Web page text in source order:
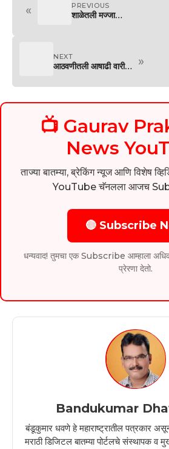
« PREVIOUS
शाळेतली मज्जा…
NEXT
आठवणीतली आषाढी वारी… »
📺 Gaurav
News
ताज्या बातम्या, ब्रेकिंग न्यूज आणि विशेष
YouTube चॅनलला आजच
🔴 Subscribe
धन्यवाद! तुमचा एक Subscribe आम्हाला अधिक
प्रेरणा देतो.
Bandukumar
बंडूकुमार धवणे हे महाराष्ट्रातील पत्रकार
मराठी डिजिटल बातम्या पोर्टलचे संस्थापक